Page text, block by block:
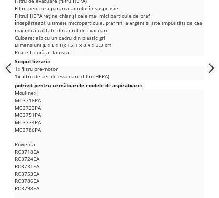
Nokia
Samsung
Sony
Display
Acer
Alcatel
Allview
Asus
Asus
Blackberry
Display Oneplus
HTC
HTC
Huawei
Filtre pentru separarea aerului în suspensie
Filtrul HEPA reține chiar și cele mai mici particule de praf
Îndepărtează ultimele microparticule, praf fin, alergeni și alte impurități de cea
mai mică calitate din aerul de evacuare
Culoare: alb cu un cadru din plastic gri
Dimensiuni (L x L x H): 15,1 x 8,4 x 3,3 cm
Poate fi curățat la uscat
Scopul livrarii:
1x filtru pre-motor
1x filtru de aer de evacuare (filtru HEPA)
potrivit pentru următoarele modele de aspiratoare:
Moulinex
MO3718PA
MO3723PA
MO3751PA
MO3774PA
MO3786PA
Rowenta
RO3718EA
RO3724EA
RO3731EA
RO3753EA
RO3786EA
RO3798EA